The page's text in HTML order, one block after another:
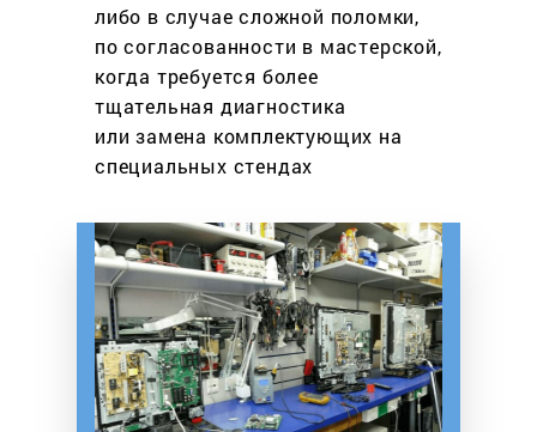
либо в случае сложной поломки,
по согласованности в мастерской,
когда требуется более
тщательная диагностика
или замена комплектующих на
специальных стендах